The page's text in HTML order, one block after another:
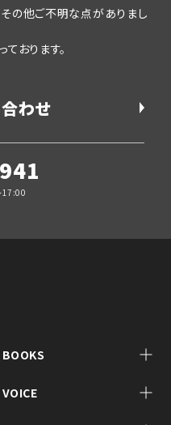
の他ご不明な点がありまし
おります。
わせ
17:00
BOOKS
VOICE